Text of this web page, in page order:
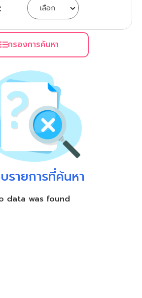
กรองการค้นหา
รายการที่ค้นหา
data was found